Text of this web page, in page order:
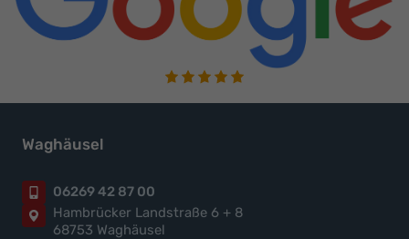
Waghäusel
06269 42 87 00
Hambrücker Landstraße 6 + 8
68753 Waghäusel